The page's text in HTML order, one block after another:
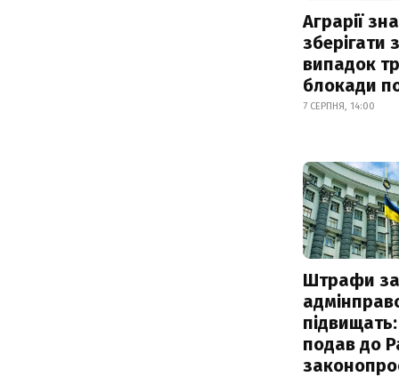
Аграрії
зберігати
випадок
блокади
7 СЕРПНЯ, 14:00
Штрафи за
подав до